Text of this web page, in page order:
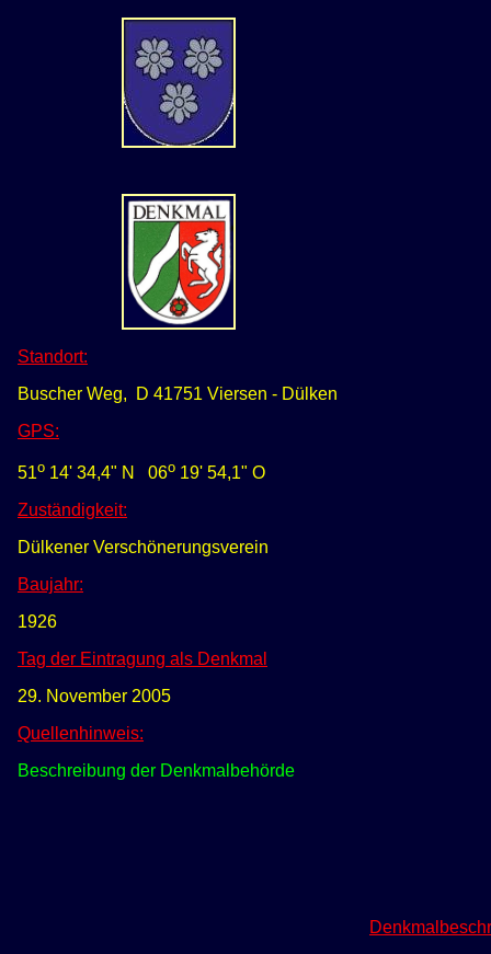
Standort:
Buscher Weg, D 41751 Viersen - Dülken
GPS:
51o 14' 34,4" N 06o 19' 54,1" O
Zuständigkeit:
Dülkener Verschönerungsverein
Baujahr:
1926
Tag der Eintragung als Denkmal
29. November 2005
Quellenhinweis:
Beschreibung der Denkmalbehörde